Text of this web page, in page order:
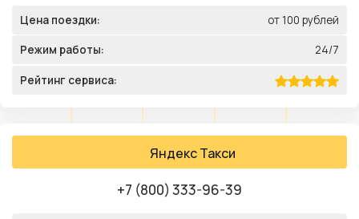
Цена поездки: от 100 рублей
Режим работы: 24/7
Рейтинг сервиса:
Яндекс Такси
+7 (800) 333-96-39